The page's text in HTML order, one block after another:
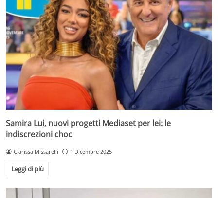
Samira Lui, nuovi progetti Mediaset per lei: le
indiscrezioni choc
Clarissa Missarelli 1 Dicembre 2025
Leggi di più